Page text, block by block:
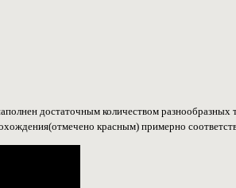
достаточным количеством
красным) примерно